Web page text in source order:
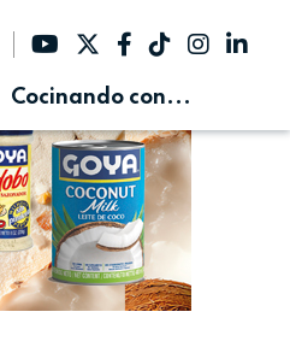
Cocinando con...